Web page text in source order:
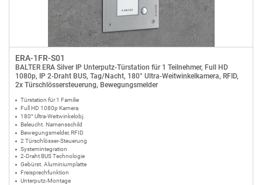
ERA-1FR-S01
BALTER ERA Silver IP Unterputz-Türstation für 1 Teilnehmer, Full HD
1080p, IP 2-Draht BUS, Tag/Nacht, 180° Ultra-Weitwinkelkamera, RFID,
2x Türschlössersteuerung, Bewegungsmelder
Türstation für 1 Familie
Full HD 1080p Kamera
180° Ultra-Weitwinkelobj.
Beleucht. Namensschild
Bewegungsmelder, RFID
2 Türschlösser-Steuerung
Systemintegration
2-Draht BUS Technologie
Gebürst. Aluminiumplatte
Freisprechfunktion
Unterputz-Montage